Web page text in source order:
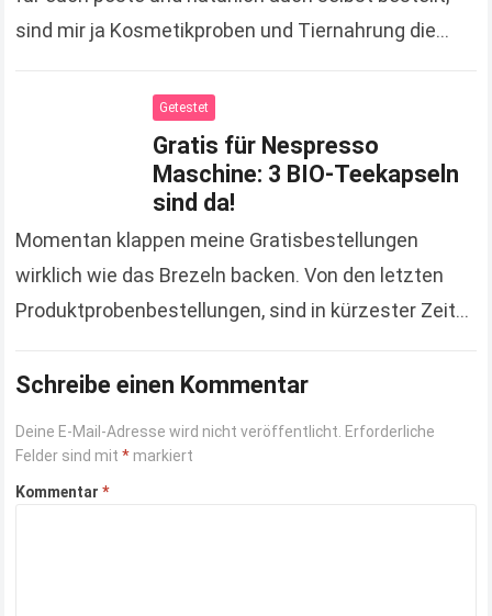
sind mir ja Kosmetikproben und Tiernahrung die
Getestet
Gratis für Nespresso
Maschine: 3 BIO-Teekapseln
sind da!
Momentan klappen meine Gratisbestellungen
wirklich wie das Brezeln backen. Von den letzten
Produktprobenbestellungen, sind in kürzester Zeit
berichtet habe, war das Kinderbuch „Ein Morgen…
Schreibe einen Kommentar
Deine E-Mail-Adresse wird nicht veröffentlicht. Erforderliche
Felder sind mit* markiert
Kommentar*